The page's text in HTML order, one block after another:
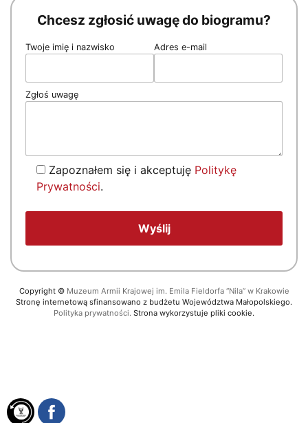
Chcesz zgłosić uwagę do biogramu?
Twoje imię i nazwisko Adres e-mail
Zgłoś uwagę
Zapoznałem się i akceptuję Politykę
Prywatności.
Copyright © Muzeum Armii Krajowej im. Emila Fieldorfa “Nila” w Krakowie
Stronę internetową sfinansowano z budżetu Województwa Małopolskiego.
Polityka prywatności. Strona wykorzystuje pliki cookie.